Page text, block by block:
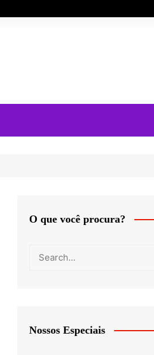
O que você procura?
Nossos Especiais